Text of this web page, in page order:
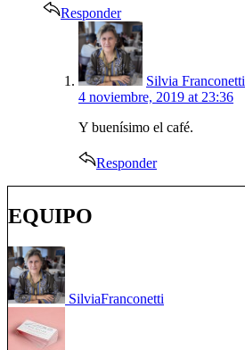
Responder
says:
Silvia Franconetti
4 noviembre, 2019 at 23:36
Y buenísimo el café.
Responder
EQUIPO
SilviaFranconetti